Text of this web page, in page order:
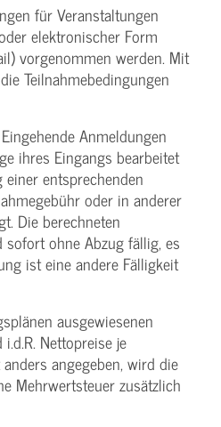
für Veranstaltungen
elektronischer Form
vorgenommen werden. Mit
Teilnahme­bedingungen
Anmeldungen
ihres Eingangs bearbeitet
entsprechenden
oder in anderer
Die berechneten
sofort ohne Abzug fällig, es
ist eine andere Fälligkeit
ausgewiesenen
Nettopreise je
angegeben, wird die
Mehrwertsteuer zusätzlich